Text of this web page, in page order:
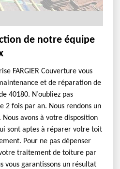
de notre équipe
FARGIER Couverture vous
et de réparation de
40180. N’oubliez pas
2 fois par an. Nous rendons un
avons à votre disposition
sont aptes à réparer votre toit
Pour ne pas dépenser
traitement de toiture par
vous garantissons un résultat